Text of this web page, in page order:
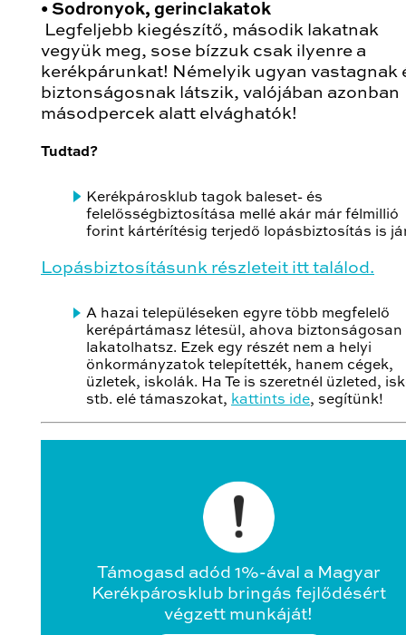
• Sodronyok, gerinclakatok
Legfeljebb kiegészítő, második lakatnak
vegyük meg, sose bízzuk csak ilyenre a
kerékpárunkat! Némelyik ugyan vastagnak
biztonságosnak látszik, valójában azonban
másodpercek alatt elvághatók!
Tudtad?
Kerékpárosklub tagok baleset- és
felelősségbiztosítása mellé akár már félmillió
forint kártérítésig terjedő lopásbiztosítás is
Lopásbiztosításunk részleteit itt találod.
A hazai településeken egyre több megfelelő
kerépártámasz létesül, ahova biztonságosan
lakatolhatsz. Ezek egy részét nem a helyi
önkormányzatok telepítették, hanem cégek,
üzletek, iskolák. Ha Te is szeretnél üzleted,
stb. elé támaszokat, kattints ide, segítünk!
Támogasd adód 1%-ával a Magyar
Kerékpárosklub bringás fejlődésért
végzett munkáját!